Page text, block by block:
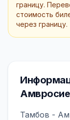
границу.
стоимость
через границу.
Тамбов -